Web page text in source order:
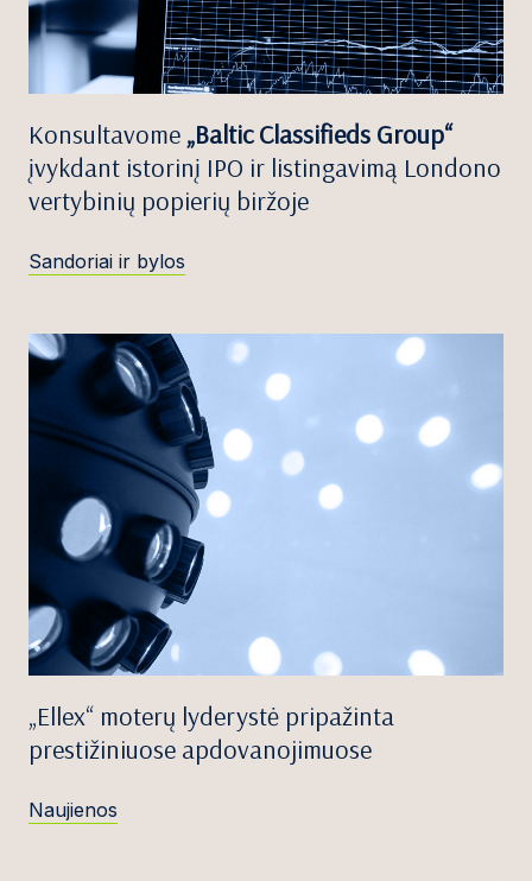
Konsultavome „Baltic Classifieds Group“
įvykdant istorinį IPO ir listingavimą Londono
vertybinių popierių biržoje
Sandoriai ir bylos
„Ellex“ moterų lyderystė pripažinta
prestižiniuose apdovanojimuose
Naujienos